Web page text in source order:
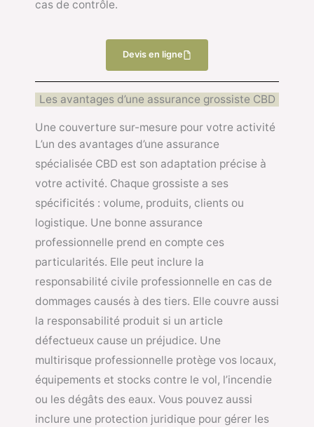
cas de contrôle.
Devis en ligne
Les avantages d’une assurance grossiste CBD
Une couverture sur-mesure pour votre activité
L’un des avantages d’une assurance
spécialisée CBD est son adaptation précise à
votre activité. Chaque grossiste a ses
spécificités : volume, produits, clients ou
logistique. Une bonne assurance
professionnelle prend en compte ces
particularités. Elle peut inclure la
responsabilité civile professionnelle en cas de
dommages causés à des tiers. Elle couvre aussi
la responsabilité produit si un article
défectueux cause un préjudice. Une
multirisque professionnelle protège vos locaux,
équipements et stocks contre le vol, l’incendie
ou les dégâts des eaux. Vous pouvez aussi
inclure une protection juridique pour gérer les